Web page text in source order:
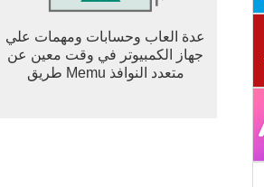
عدة العاب وحسابات ومهمات علي
جهاز الكمبيوتر في وقت معين عن
طريق Memu متعدد النوافذ